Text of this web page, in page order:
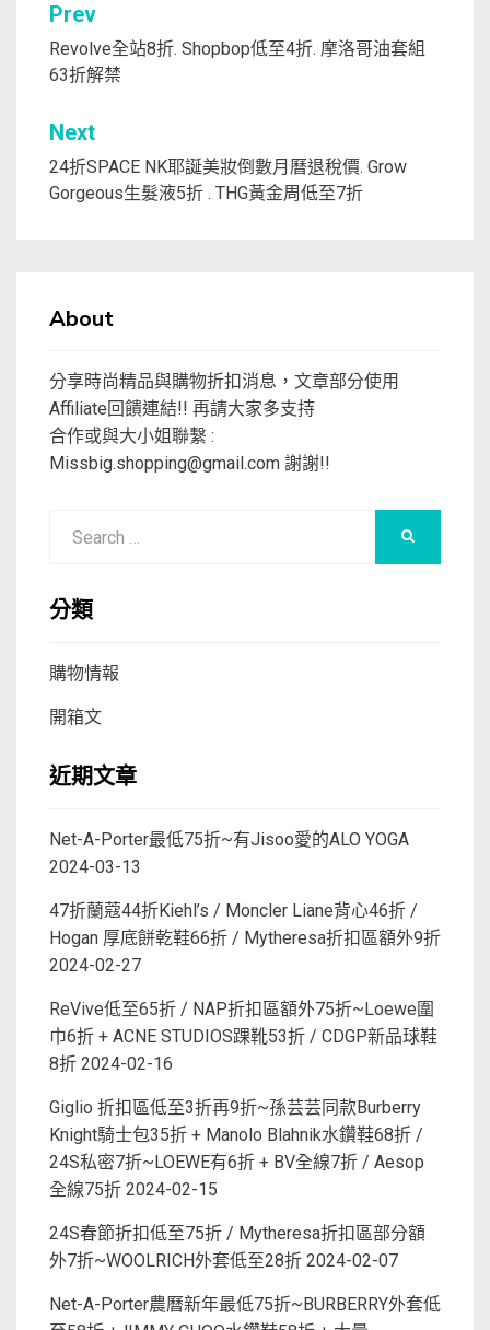
文
章
導
覽
Prev
Revolve全站8折. Shopbop低至4折. 摩洛哥油套組
63折解禁
Next
24折SPACE NK耶誕美妝倒數月曆退稅價. Grow
Gorgeous生髮液5折 . THG黃金周低至7折
About
分享時尚精品與購物折扣消息，文章部分使用
Affiliate回饋連結!! 再請大家多支持
合作或與大小姐聯繫 :
Missbig.shopping@gmail.com 謝謝!!
分類
購物情報
開箱文
近期文章
Net-A-Porter最低75折~有Jisoo愛的ALO YOGA
2024-03-13
47折蘭蔻44折Kiehl’s / Moncler Liane背心46折 /
Hogan 厚底餅乾鞋66折 / Mytheresa折扣區額外9折
2024-02-27
ReVive低至65折 / NAP折扣區額外75折~Loewe圍
巾6折 + ACNE STUDIOS踝靴53折 / CDGP新品球鞋
8折 2024-02-16
Giglio 折扣區低至3折再9折~孫芸芸同款Burberry
Knight騎士包35折 + Manolo Blahnik水鑽鞋68折 /
24S私密7折~LOEWE有6折 + BV全線7折 / Aesop
全線75折 2024-02-15
24S春節折扣低至75折 / Mytheresa折扣區部分額
外7折~WOOLRICH外套低至28折 2024-02-07
Net-A-Porter農曆新年最低75折~BURBERRY外套低